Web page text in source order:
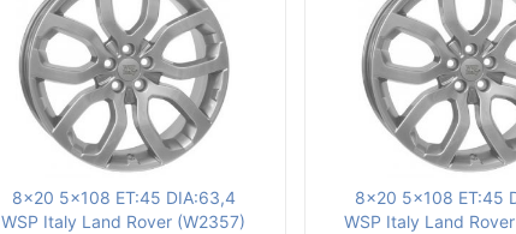
8x20 5x108 ET:45 DIA:63,4
WSP Italy Land Rover (W2357)
8x20 5x108 ET:45
WSP Italy Land